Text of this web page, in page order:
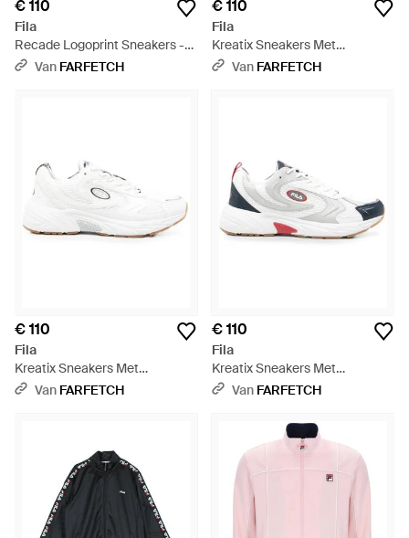
€ 110
Fila
Recade Logoprint Sneakers -
Wit Van FARFETCH
€ 110
Fila
Kreatix Sneakers Met
Logodetail - Wit
Van FARFETCH
€ 110
Fila
Kreatix Sneakers Met
Logodetail - Wit
Van FARFETCH
€ 110
Fila
Kreatix Sneakers Met
Logodetail - Wit
Van FARFETCH